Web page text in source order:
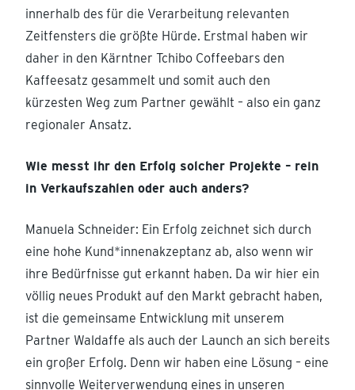
innerhalb des für die Verarbeitung relevanten
Zeitfensters die größte Hürde. Erstmal haben wir
daher in den Kärntner Tchibo Coffeebars den
Kaffeesatz gesammelt und somit auch den
kürzesten Weg zum Partner gewählt – also ein ganz
regionaler Ansatz.
Wie messt ihr den Erfolg solcher Projekte – rein
in Verkaufszahlen oder auch anders?
Manuela Schneider: Ein Erfolg zeichnet sich durch
eine hohe Kund*innenakzeptanz ab, also wenn wir
ihre Bedürfnisse gut erkannt haben. Da wir hier ein
völlig neues Produkt auf den Markt gebracht haben,
ist die gemeinsame Entwicklung mit unserem
Partner Waldaffe als auch der Launch an sich bereits
ein großer Erfolg. Denn wir haben eine Lösung – eine
sinnvolle Weiterverwendung eines in unseren